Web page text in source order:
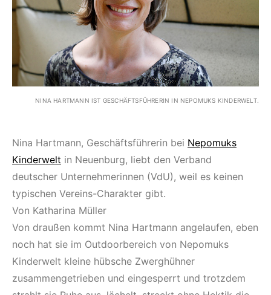
NINA HARTMANN IST GESCHÄFTSFÜHRERIN IN NEPOMUKS KINDERWELT.
Nina Hartmann, Geschäftsführerin bei Nepomuks
Kinderwelt in Neuenburg, liebt den Verband
deutscher Unternehmerinnen (VdU), weil es keinen
typischen Vereins-Charakter gibt.
Von Katharina Müller
Von draußen kommt Nina Hartmann angelaufen, eben
noch hat sie im Outdoorbereich von Nepomuks
Kinderwelt kleine hübsche Zwerghühner
zusammengetrieben und eingesperrt und trotzdem